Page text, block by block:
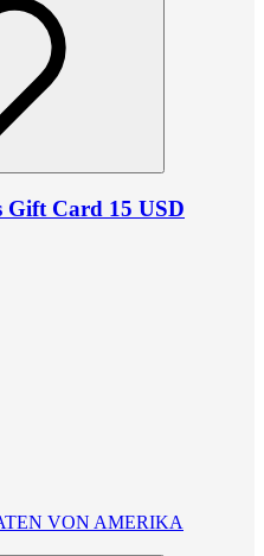
Gift Card 15 USD
VON AMERIKA